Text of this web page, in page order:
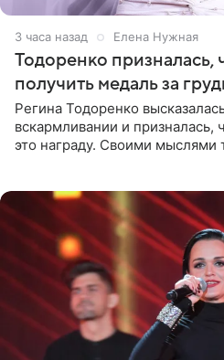
3 часа назад Елена Нужная
Тодоренко призналась,
получить медаль за
Регина Тодоренко
вскармливании и призналась,
это награду. Своими мыслями